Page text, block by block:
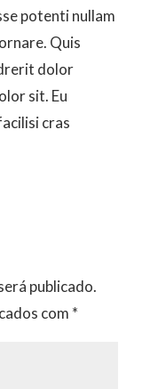
potenti nullam
Quis
dolor
sit. Eu
cras
publicado.
com *